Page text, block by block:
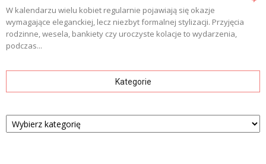
W kalendarzu wielu kobiet regularnie pojawiają się okazje
wymagające eleganckiej, lecz niezbyt formalnej stylizacji. Przyjęcia
rodzinne, wesela, bankiety czy uroczyste kolacje to wydarzenia,
podczas...
Kategorie
Kategorie